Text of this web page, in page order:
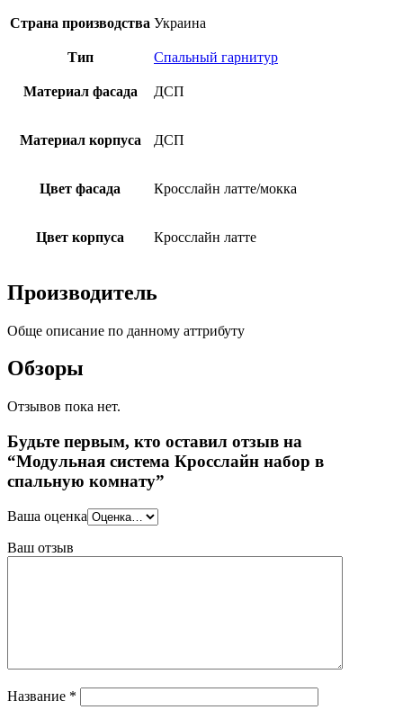
Страна производства Украина
Тип Спальный гарнитур
Материал фасада ДСП
Материал корпуса ДСП
Цвет фасада Кросслайн латте/мокка
Цвет корпуса Кросслайн латте
Производитель
Обще описание по данному аттрибуту
Обзоры
Отзывов пока нет.
Будьте первым, кто оставил отзыв на
“Модульная система Кросслайн набор в
спальную комнату”
Ваша оценка
Ваш отзыв
Название *